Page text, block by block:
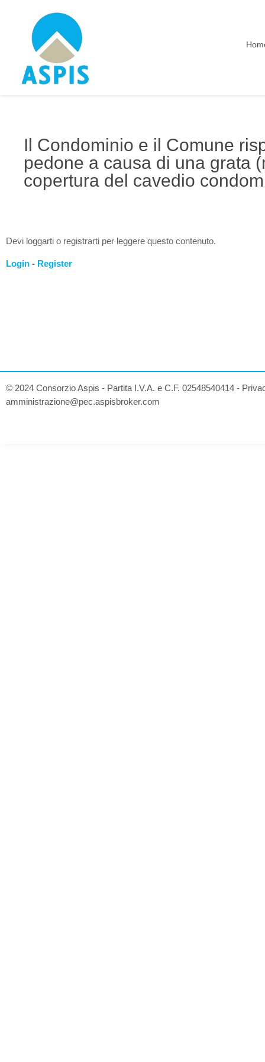
Il Condominio e il Comune
pedone a causa di una grata
copertura del cavedio
Devi loggarti o registrarti per leggere questo contenuto.
Login - Register
© 2024 Consorzio Aspis - Partita I.V.A. e C.F. 02548540414 -
amministrazione@pec.aspisbroker.com